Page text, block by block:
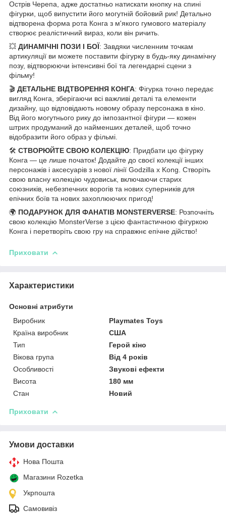
Острів Черепа, адже достатньо натискати кнопку на спині
фігурки, щоб випустити його могутній бойовий рик! Детально
відтворена форма рота Конга з м'якого гумового матеріалу
створює реалістичний вираз, коли він ричить.
💥 ДИНАМІЧНІ ПОЗИ І БОЇ: Завдяки численним точкам
артикуляції ви можете поставити фігурку в будь-яку динамічну
позу, відтворюючи інтенсивні бої та легендарні сцени з
фільму!
🎬 ДЕТАЛЬНЕ ВІДТВОРЕННЯ КОНГА: Фігурка точно передає
вигляд Конга, зберігаючи всі важливі деталі та елементи
дизайну, що відповідають новому образу персонажа в кіно.
Від його могутнього рику до імпозантної фігури — кожен
штрих продуманий до найменших деталей, щоб точно
відобразити його образ у фільмі.
🛠️ СТВОРЮЙТЕ СВОЮ КОЛЕКЦІЮ: Придбати цю фігурку
Конга — це лише початок! Додайте до своєї колекції інших
персонажів і аксесуарів з нової лінії Godzilla x Kong. Створіть
свою власну колекцію чудовиськ, включаючи старих
союзників, небезпечних ворогів та нових суперників для
епічних боїв та нових захоплюючих пригод!
🌍 ПОДАРУНОК ДЛЯ ФАНАТІВ MONSTERVERSE: Розпочніть
свою колекцію MonsterVerse з цією фантастичною фігуркою
Конга і перетворіть свою гру на справжнє епічне дійство!
Приховати
Характеристики
Основні атрибути
Виробник
Playmates Toys
Країна виробник
США
Тип
Герой кіно
Вікова група
Від 4 років
Особливості
Звукові ефекти
Висота
180 мм
Стан
Новий
Приховати
Умови доставки
Нова Пошта
Магазини Rozetka
Укрпошта
Самовивіз